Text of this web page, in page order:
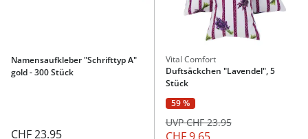
Namensaufkleber "Schrifttyp A"
gold - 300 Stück
CHF 23.95
Vital Comfort
Duftsäckchen "Lavendel", 5
Stück
59 %
CHF 9.65
UVP CHF 23.95